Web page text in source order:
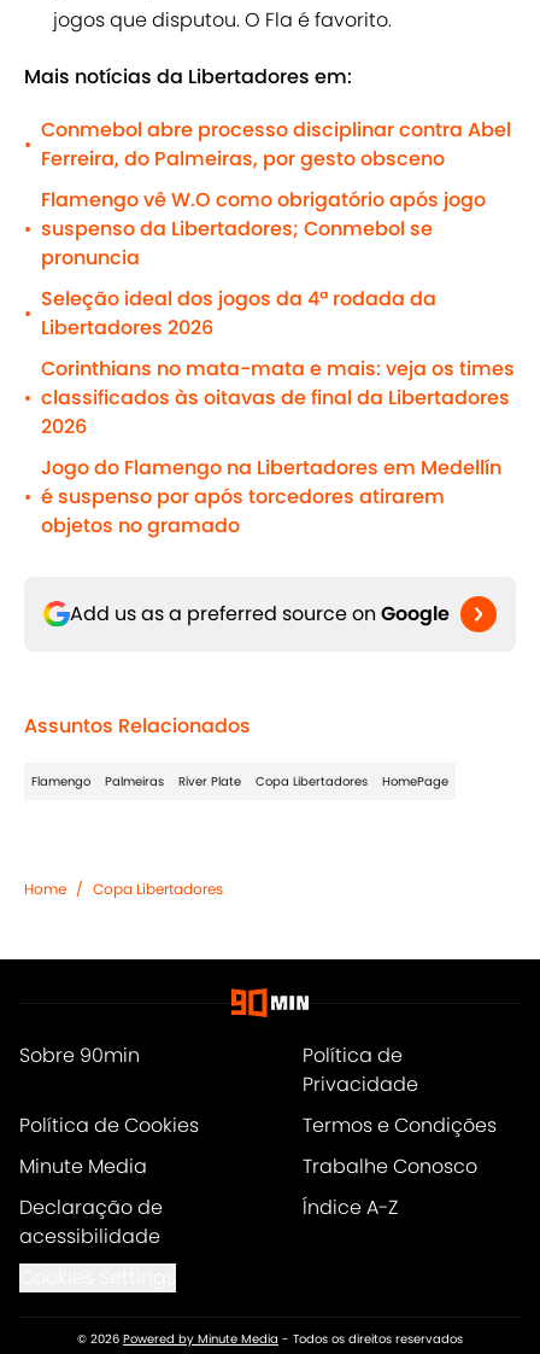
jogos que disputou. O Fla é favorito.
Mais notícias da Libertadores em:
•
Conmebol abre processo disciplinar contra Abel
Ferreira, do Palmeiras, por gesto obsceno
•
Flamengo vê W.O como obrigatório após jogo
suspenso da Libertadores; Conmebol se
pronuncia
•
Seleção ideal dos jogos da 4ª rodada da
Libertadores 2026
•
Corinthians no mata-mata e mais: veja os times
classificados às oitavas de final da Libertadores
2026
•
Jogo do Flamengo na Libertadores em Medellín
é suspenso por após torcedores atirarem
objetos no gramado
Add us as a preferred source on Google
Assuntos Relacionados
Flamengo Palmeiras River Plate Copa Libertadores HomePage
Home / Copa Libertadores
Sobre 90min
Política de
Privacidade
Política de Cookies
Termos e Condições
Minute Media
Trabalhe Conosco
Declaração de
acessibilidade
Índice A-Z
© 2026 Powered by Minute Media - Todos os direitos reservados